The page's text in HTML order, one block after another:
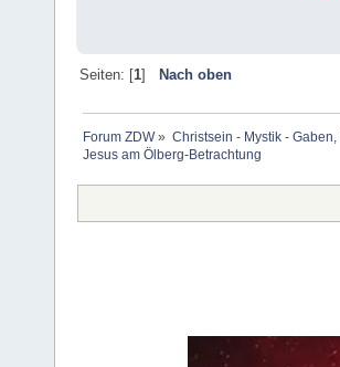
Seiten: [1] Nach oben
Forum ZDW» Christsein - Mystik -
Jesus am Ölberg-Betrachtung